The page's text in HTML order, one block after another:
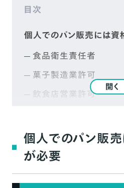
目次
個人でのパン販売には資
食品衛生責任者
菓子製造業許可
飲食店営業許可
個人でパンを販売する場
が必須
食品衛生法に基づく
管理
開く
個人でのパン販
が必要